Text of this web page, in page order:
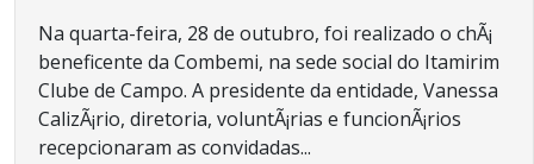
Na quarta-feira, 28 de outubro, foi realizado o chÃ¡
beneficente da Combemi, na sede social do Itamirim
Clube de Campo. A presidente da entidade, Vanessa
CalizÃ¡rio, diretoria, voluntÃ¡rias e funcionÃ¡rios
recepcionaram as convidadas...